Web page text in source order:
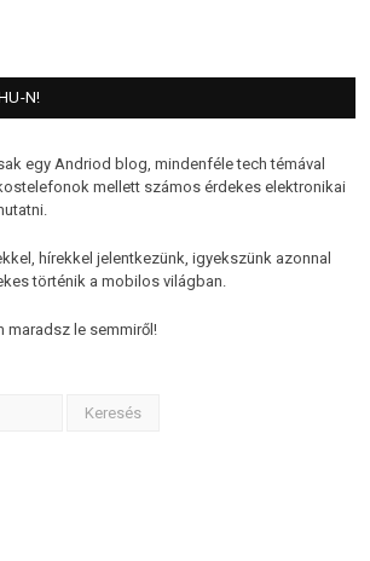
N!
egy Andriod blog, mindenféle tech témával
mellett számos érdekes elektronikai
hírekkel jelentkezünk, igyekszünk azonnal
történik a mobilos világban.
maradsz le semmiről!